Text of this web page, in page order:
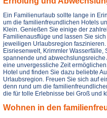
Ein Familienurlaub sollte lange in
um die familienfreundlichen Hotels
Klein. Genießen Sie einige der
Familienausflüge und lassen Sie
jeweiligen Urlaubsregion
Eisriesenwelt, Krimmler Wasserfälle,
spannende und
eine unvergessliche Zeit
Hotel und finden Sie dazu beliebte
Urlaubsregion. Freuen Sie sich auf
denn rund um die
die für tolle Erlebnisse bei Groß und
Wohnen in den